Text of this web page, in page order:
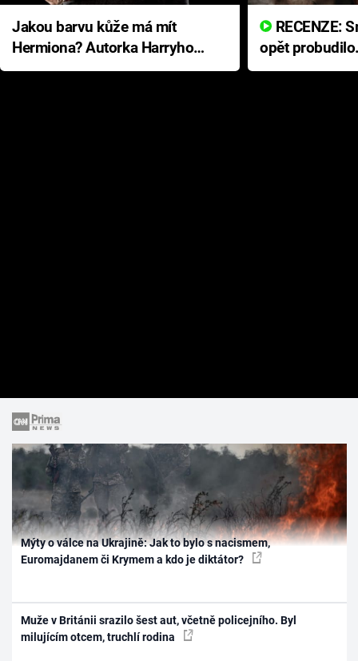
Jakou barvu kůže má mít
Hermiona? Autorka Harryho
Pottera přišla s ráznou
opět
přichází s
Mýty o válce na Ukrajině: Jak to bylo s nacismem,
Euromajdanem či Krymem a kdo je diktátor?
Muže v Británii srazilo šest aut, včetně policejního. Byl
milujícím otcem, truchlí rodina